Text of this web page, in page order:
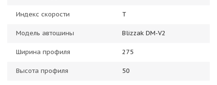
Индекс скорости T
Модель автошины Blizzak DM-V2
Ширина профиля 275
Высота профиля 50